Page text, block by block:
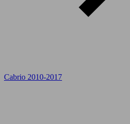
Cabrio 2010-2017